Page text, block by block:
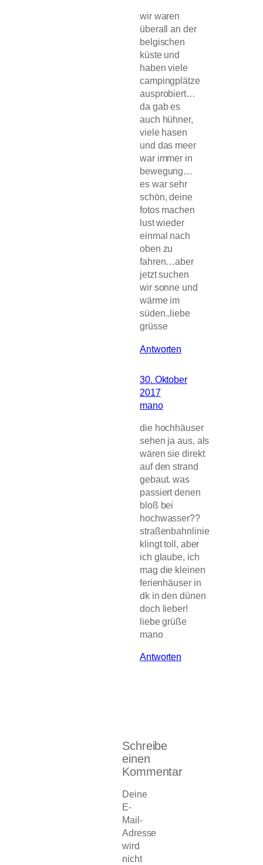
wir waren
überall an der
belgischen
küste und
haben viele
campingplätze
ausprobiert…
da gab es
auch hühner,
viele hasen
und das meer
war immer in
bewegung…
es war sehr
schön, deine
fotos machen
lust wieder
einmal nach
oben zu
fahren…aber
jetzt suchen
wir sonne und
wärme im
süden..liebe
grüsse
Antworten
30. Oktober
2017
mano
die hochhäuser
sehen ja aus, als
wären sie direkt
auf den strand
gebaut. was
passiert denen
bloß bei
hochwasser??
straßenbahnlinie
klingt toll, aber
ich glaube, ich
mag die kleinen
ferienhäuser in
dk in den dünen
doch lieber!
liebe grüße
mano
Antworten
Schreibe
einen
Kommentar
Deine
E-
Mail-
Adresse
wird
nicht